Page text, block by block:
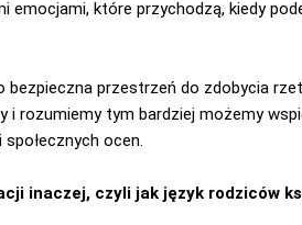
emocjami, które przychodzą, kiedy
bezpieczna przestrzeń do zdobycia
i rozumiemy tym bardziej możemy
ocen.
inaczej, czyli jak język rodziców